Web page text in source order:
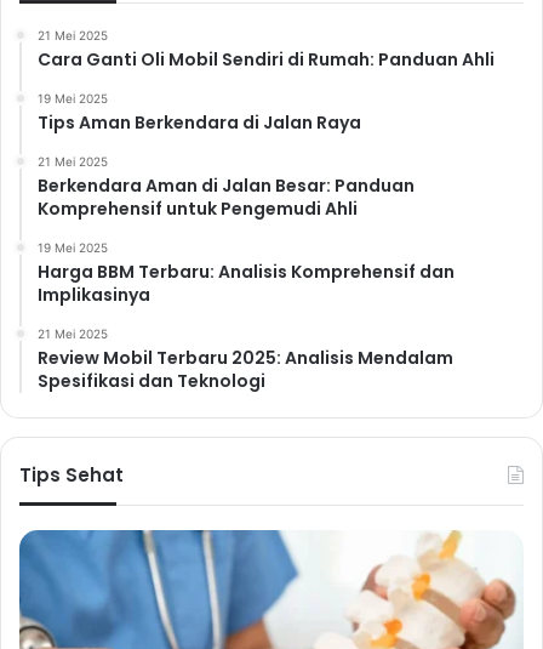
21 Mei 2025
Cara Ganti Oli Mobil Sendiri di Rumah: Panduan Ahli
19 Mei 2025
Tips Aman Berkendara di Jalan Raya
21 Mei 2025
Berkendara Aman di Jalan Besar: Panduan
Komprehensif untuk Pengemudi Ahli
19 Mei 2025
Harga BBM Terbaru: Analisis Komprehensif dan
Implikasinya
21 Mei 2025
Review Mobil Terbaru 2025: Analisis Mendalam
Spesifikasi dan Teknologi
Tips Sehat